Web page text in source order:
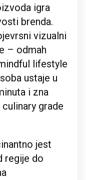
igra
brenda.
vizualni
– odmah
lifestyle
ustaje u
i zna
grade
jest
regije do